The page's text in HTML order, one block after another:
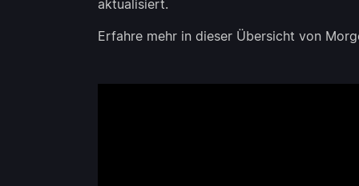
aktualisiert.
Erfahre mehr in dieser Übersicht von